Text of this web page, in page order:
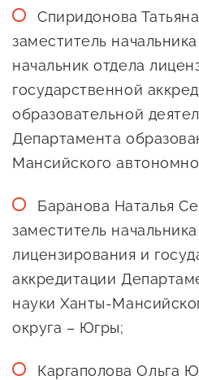
Центры
Центр
сопровождения
О центре
Онлайн-
Истории успеха
Центр
мероприятий
Проекты
Поддержка
Центр инноваций
социальной
О центре
Поддержка
Календарь
Центр
Спиридонова
заместитель
начальник отдела
государственной
образовательной
Департамента
Мансийского
Баранова Наталья
заместитель
лицензирования и
аккредитации
науки Ханты-
округа – Югры;
Каргаполова Ольга